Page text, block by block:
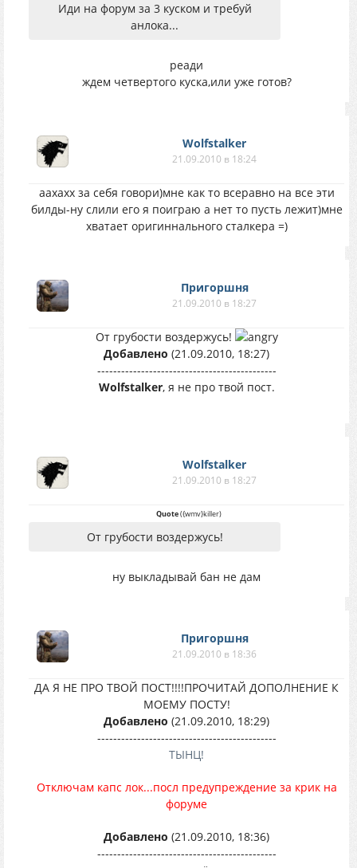
Иди на форум за 3 куском и требуй
анлока...
реади
ждем четвертого куска,или уже готов?
Wolfstalker
21.09.2010 в 18:24
аахахх за себя говори)мне как то всеравно на все эти
билды-ну слили его я поиграю а нет то пусть лежит)мне
хватает оригиннального сталкера =)
Пригоршня
21.09.2010 в 18:27
От грубости воздержусь!
Добавлено (21.09.2010, 18:27)
---------------------------------------------
Wolfstalker, я не про твой пост.
Wolfstalker
21.09.2010 в 18:27
Quote({wmv}killer)
От грубости воздержусь!
ну выкладывай бан не дам
Пригоршня
21.09.2010 в 18:36
ДА Я НЕ ПРО ТВОЙ ПОСТ!!!!ПРОЧИТАЙ ДОПОЛНЕНИЕ К
МОЕМУ ПОСТУ!
Добавлено (21.09.2010, 18:29)
---------------------------------------------
ТЫНЦ!
Отключам капс лок...посл предупреждение за крик на
форуме
Добавлено (21.09.2010, 18:36)
---------------------------------------------